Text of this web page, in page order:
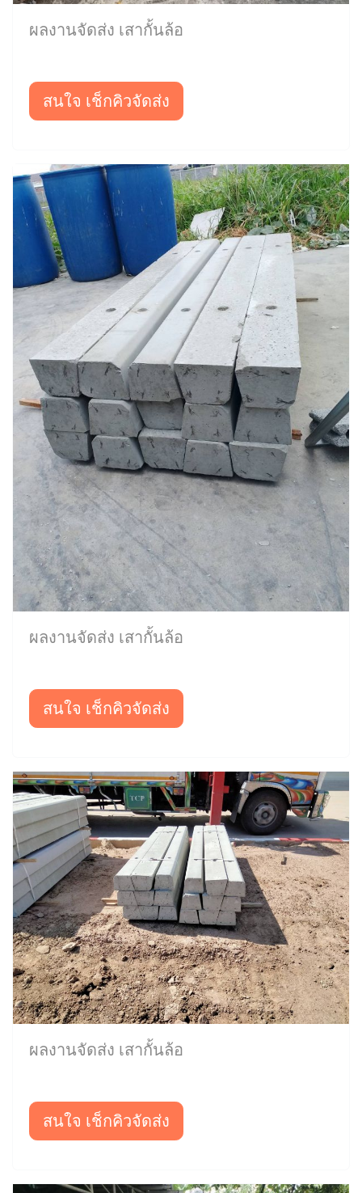
ผลงานจัดส่ง เสากั้นล้อ
สนใจ เช็กคิวจัดส่ง
ผลงานจัดส่ง เสากั้นล้อ
สนใจ เช็กคิวจัดส่ง
ผลงานจัดส่ง เสากั้นล้อ
สนใจ เช็กคิวจัดส่ง